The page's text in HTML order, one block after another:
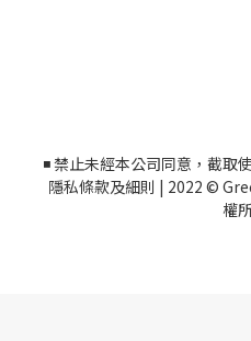
◾ 禁止未經本公司同意 ，截取
隱私條款及細則 | 2022 ©
權